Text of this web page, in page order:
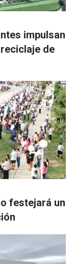
impulsan
de
festejará un